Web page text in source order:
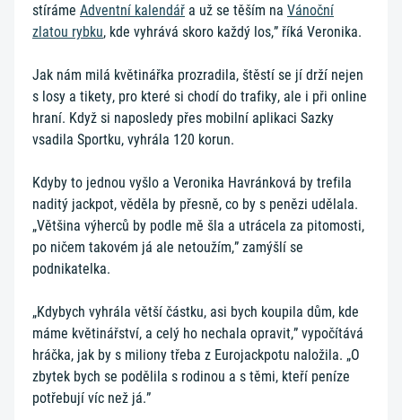
stíráme Adventní kalendář a už se těším na Vánoční
zlatou rybku, kde vyhrává skoro každý los,” říká Veronika.
Jak nám milá květinářka prozradila, štěstí se jí drží nejen
s losy a tikety, pro které si chodí do trafiky, ale i při online
hraní. Když si naposledy přes mobilní aplikaci Sazky
vsadila Sportku, vyhrála 120 korun.
Kdyby to jednou vyšlo a Veronika Havránková by trefila
naditý jackpot, věděla by přesně, co by s penězi udělala.
„Většina výherců by podle mě šla a utrácela za pitomosti,
po ničem takovém já ale netoužím,” zamýšlí se
podnikatelka.
„Kdybych vyhrála větší částku, asi bych koupila dům, kde
máme květinářství, a celý ho nechala opravit,” vypočítává
hráčka, jak by s miliony třeba z Eurojackpotu naložila. „O
zbytek bych se podělila s rodinou a s těmi, kteří peníze
potřebují víc než já.”